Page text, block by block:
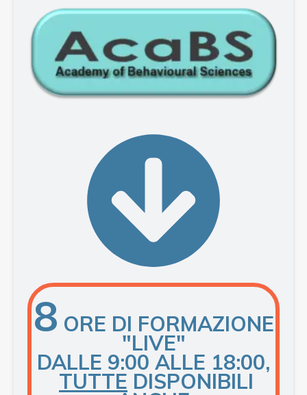
8 ORE DI FORMAZIONE
"LIVE"
DALLE 9:00 ALLE 18:00,
TUTTE DISPONIBILI